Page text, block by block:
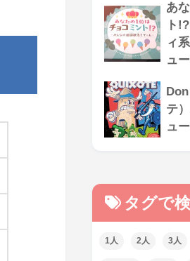
あ
ト
ィ
ュー
テ
ュー
タグで
1人 2人 3人